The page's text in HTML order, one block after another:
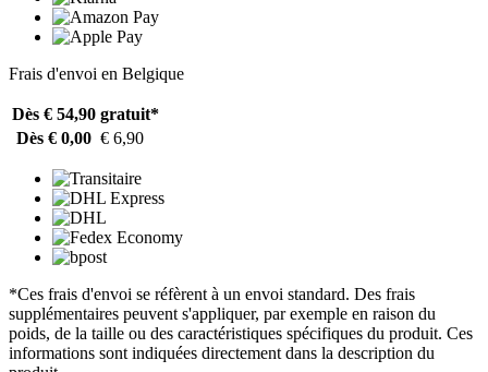
Frais d'envoi en Belgique
Dès € 54,90 gratuit*
Dès € 0,00 € 6,90
*Ces frais d'envoi se réfèrent à un envoi standard. Des frais
supplémentaires peuvent s'appliquer, par exemple en raison du
poids, de la taille ou des caractéristiques spécifiques du produit. Ces
informations sont indiquées directement dans la description du